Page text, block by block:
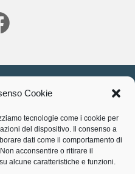
Cookie
tecnologie come i cookie per
del dispositivo. Il consenso a
dati come il comportamento di
acconsentire o ritirare il
alcune caratteristiche e funzioni.
-MB-
03/11642Ordine
Lombardia
Policy |by WebModo